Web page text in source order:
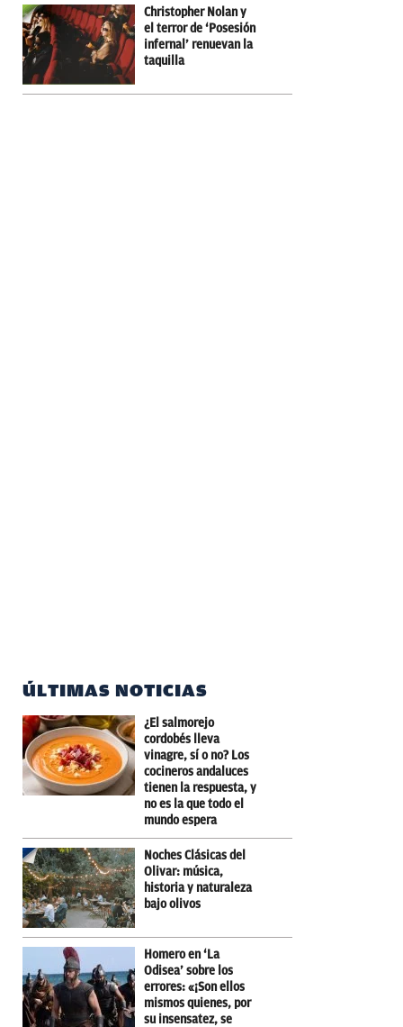
Christopher Nolan y
el terror de ‘Posesión
infernal’ renuevan la
taquilla
ÚLTIMAS NOTICIAS
¿El salmorejo
cordobés lleva
vinagre, sí o no? Los
cocineros andaluces
tienen la respuesta, y
no es la que todo el
mundo espera
Noches Clásicas del
Olivar: música,
historia y naturaleza
bajo olivos
Homero en ‘La
Odisea’ sobre los
errores: «¡Son ellos
mismos quienes, por
su insensatez, se